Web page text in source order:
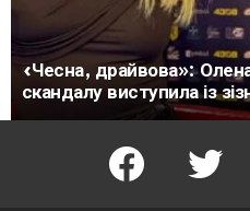
«Чесна, драйвова»:
скандалу виступила із
facebook twitter